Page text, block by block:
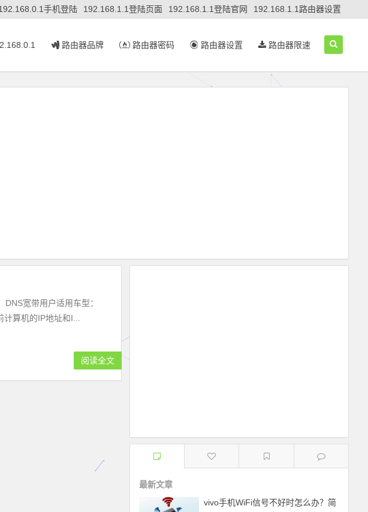
手机登陆 192.168.1.1登陆页面 192.168.1.1登陆官网 192.168.1.1路由器设置
路由器品牌 路由器密码 路由器设置 路由器限速
宽带用户适用车型：
算机的IP地址和I...
阅读全文
最新文章
vivo手机WiFi信号不好时怎么办？简